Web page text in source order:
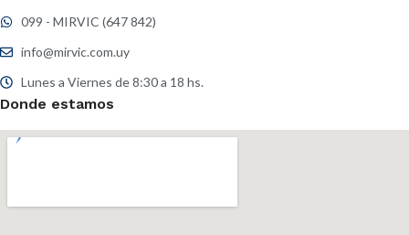
099 - MIRVIC (647 842)
info@mirvic.com.uy
Lunes a Viernes de 8:30 a 18 hs.
Donde estamos